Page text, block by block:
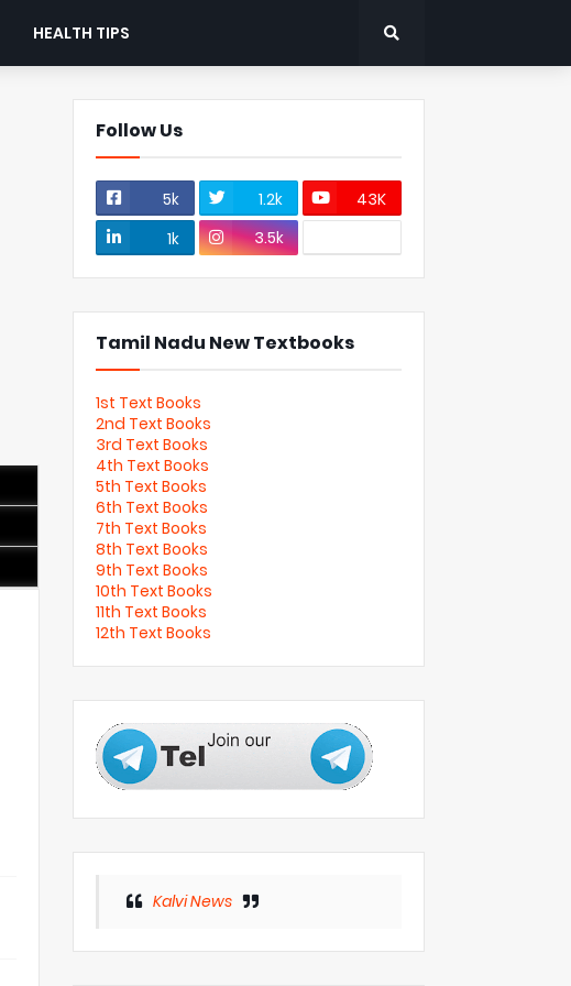
HEALTH TIPS
Follow Us
5k 1.2k
43K
1k
3.5k
Tamil Nadu New Textbooks
1st Text Books
2nd Text Books
3rd Text Books
4th Text Books
5th Text Books
6th Text Books
7th Text Books
8th Text Books
9th Text Books
10th Text Books
11th Text Books
12th Text Books
Kalvi News